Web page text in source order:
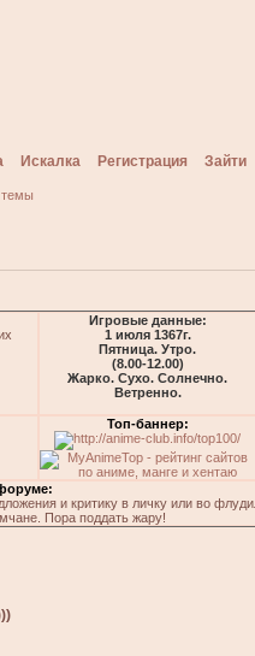
Искалка Регистрация Зайти
темы
Игровые данные:
1 июля 1367г.
Пятница. Утро.
(8.00-12.00)
Жарко. Сухо. Солнечно.
Ветренно.
Топ-баннер:
и критику в личку или во
Пора поддать жару!